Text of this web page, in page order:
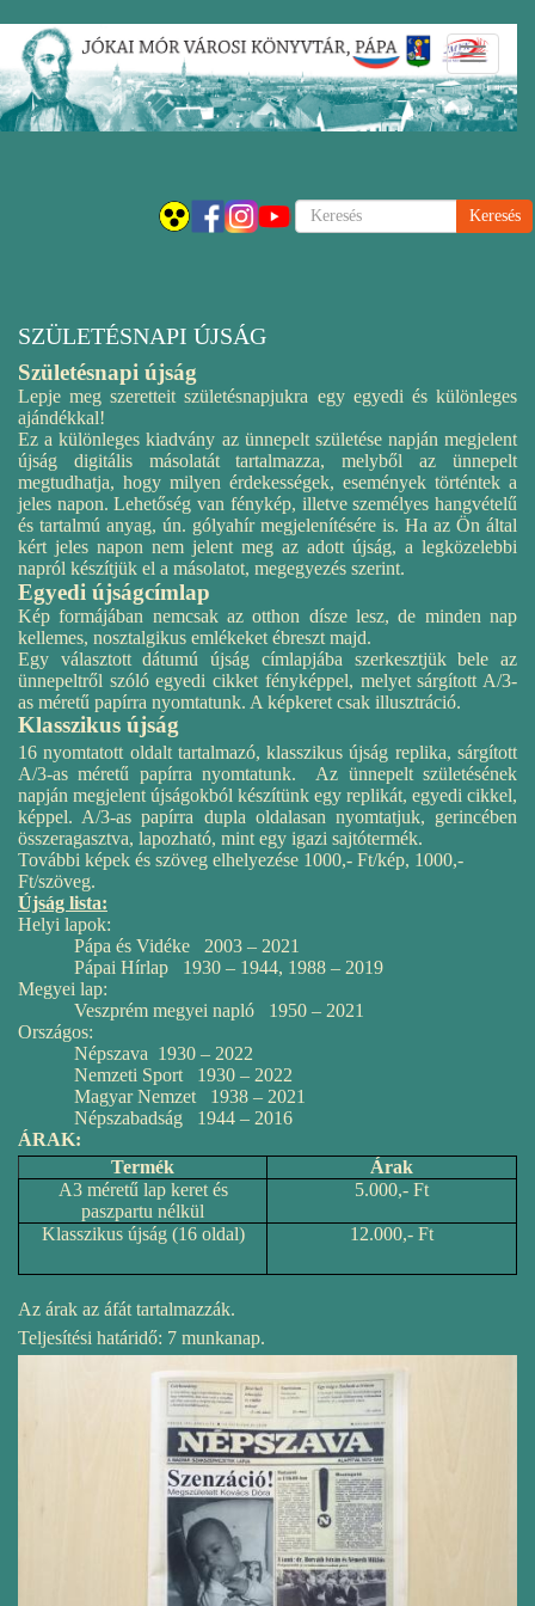
Ugrás
tartalomra
Keresés
SZÜLETÉSNAPI ÚJSÁG
Születésnapi újság
Lepje meg szeretteit születésnapjukra egy egyedi és különleges
ajándékkal!
Ez a különleges kiadvány az ünnepelt születése napján megjelent
újság digitális másolatát tartalmazza, melyből az ünnepelt
megtudhatja, hogy milyen érdekességek, események történtek a
jeles napon. Lehetőség van fénykép, illetve személyes hangvételű
és tartalmú anyag, ún. gólyahír megjelenítésére is. Ha az Ön által
kért jeles napon nem jelent meg az adott újság, a legközelebbi
napról készítjük el a másolatot, megegyezés szerint.
Egyedi újságcímlap
Kép formájában nemcsak az otthon dísze lesz, de minden nap
kellemes, nosztalgikus emlékeket ébreszt majd.
Egy választott dátumú újság címlapjába szerkesztjük bele az
ünnepeltről szóló egyedi cikket fényképpel, melyet sárgított A/3-
as méretű papírra nyomtatunk. A képkeret csak illusztráció.
Klasszikus újság
16 nyomtatott oldalt tartalmazó, klasszikus újság replika, sárgított
A/3-as méretű papírra nyomtatunk. Az ünnepelt születésének
napján megjelent újságokból készítünk egy replikát, egyedi cikkel,
képpel. A/3-as papírra dupla oldalasan nyomtatjuk, gerincében
összeragasztva, lapozható, mint egy igazi sajtótermék.
További képek és szöveg elhelyezése 1000,- Ft/kép, 1000,-
Ft/szöveg.
Újság lista:
Helyi lapok:
Pápa és Vidéke 2003 – 2021
Pápai Hírlap 1930 – 1944, 1988 – 2019
Megyei lap:
Veszprém megyei napló 1950 – 2021
Országos:
Népszava 1930 – 2022
Nemzeti Sport 1930 – 2022
Magyar Nemzet 1938 – 2021
Népszabadság 1944 – 2016
ÁRAK:
Termék
Árak
A3 méretű lap keret és
paszpartu nélkül
5.000,- Ft
Klasszikus újság (16 oldal) 12.000,- Ft
Az árak az áfát tartalmazzák.
Teljesítési határidő: 7 munkanap.